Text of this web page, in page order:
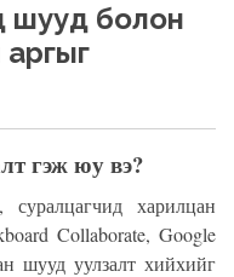
шууд болон
гэж юу вэ?
харилцан
Collaborate, Google
шууд уулзалт хийхийг